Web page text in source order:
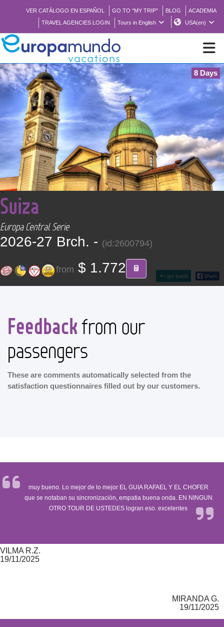
VER CATÁLOGO EN ESPAÑOL GO TO "MY TRIP" BLOG
ACADEMIA
TRAVEL AGENCIES LOGIN
Tours in English USA(en)
NEW
BROCHURE PDF
WHERE TO BUY
FEATURED
Find your Tour
8 Days
go back
<
Suiza
Europa Central Serie
2026-27 Brch. - (id:2600794)
from $ 1.772
Feedbackfrom our
passengers
These are comments automatically selected from the
satisfaction questionnaires filled out by our customers.
muy bueno. Lo mejor de lo mejor EL GUIA RAFAEL Y EL CHOFER
que se notaban su sincronizaciòn, empatia buena onda. EN NINGUN
OTRO TOUR DE USTEDES logran eso. excelentes
VILMA R.Z.
19/11/2025
MIRANDA G.
19/11/2025